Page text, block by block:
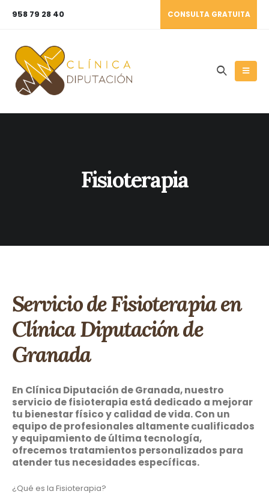
958 79 28 40 CONSULTA GRATUITA
Fisioterapia
Servicio de Fisioterapia en
Clínica Diputación de
Granada
En Clínica Diputación de Granada, nuestro
servicio de fisioterapia está dedicado a mejorar
tu bienestar físico y calidad de vida. Con un
equipo de profesionales altamente cualificados
y equipamiento de última tecnología,
ofrecemos tratamientos personalizados para
atender tus necesidades específicas.
¿Qué es la Fisioterapia?